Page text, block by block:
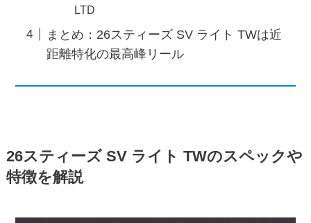
LTD
まとめ：26スティーズ SV ライト TWは近
距離特化の最高峰リール
26スティーズ SV ライト TWのスペックや
特徴を解説